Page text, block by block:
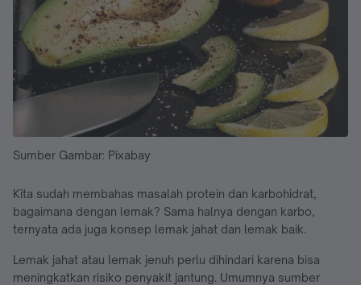
Sumber Gambar: Pixabay
Kita sudah membahas masalah protein dan karbohidrat,
bagaimana dengan lemak? Sama halnya dengan karbo,
ternyata ada juga konsep lemak jahat dan lemak baik.
Lemak jahat atau lemak jenuh perlu dihindari karena bisa
meningkatkan risiko penyakit jantung. Umumnya sumber